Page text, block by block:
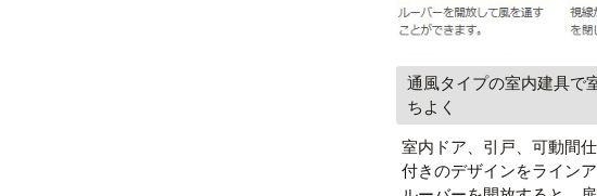
通風タイプの室内建具で
ちよく
室内ドア、引戸、可動間
付きのデザインをライン